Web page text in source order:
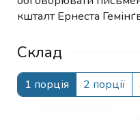
кшталт Ернеста
Склад
1 порція 2 порції